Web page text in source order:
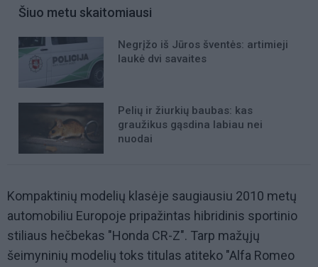
Šiuo metu skaitomiausi
Negrįžo iš Jūros šventės: artimieji
laukė dvi savaites
Pelių ir žiurkių baubas: kas
graužikus gąsdina labiau nei
nuodai
Kompaktinių modelių klasėje saugiausiu 2010 metų
automobiliu Europoje pripažintas hibridinis sportinio
stiliaus hečbekas "Honda CR-Z". Tarp mažųjų
šeimyninių modelių toks titulas atiteko "Alfa Romeo